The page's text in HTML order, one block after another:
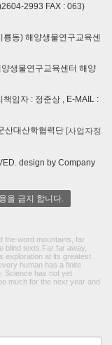
2993 FAX : 063)
동) 해양생물연구교육센
물연구교육센터 해양
임자 : 정준상 , E-MAIL :
산대산학협력단 [사업자정
design by Company
을 금지 합니다.
the word mountains, far
blind texts.Far far away,
exploration at its greatest.
human has a finite
Science has not yet
much for the next year and